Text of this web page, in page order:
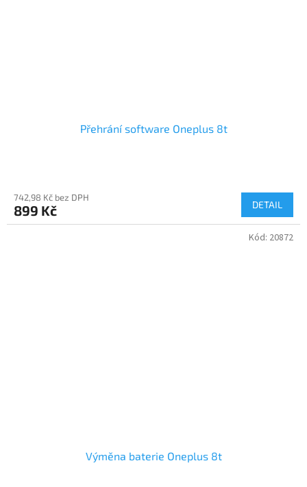
Přehrání software Oneplus 8t
742,98 Kč bez DPH
899 Kč DETAIL
Výměna baterie Oneplus 8t
Kód: 20872